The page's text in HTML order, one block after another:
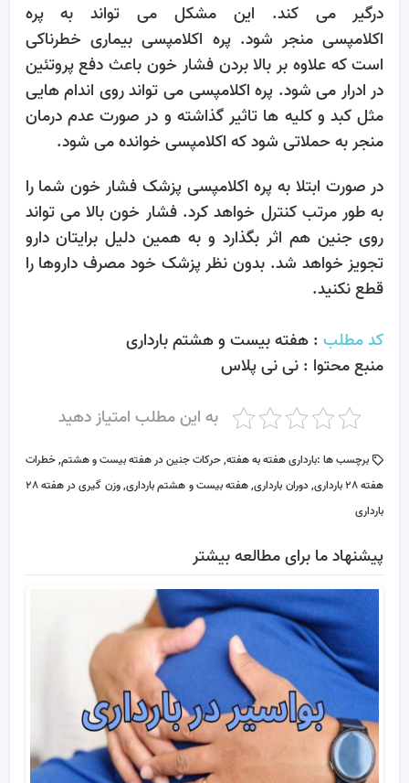
درگیر می کند. این مشکل می تواند به پره
اکلامپسی منجر شود. پره اکلامپسی بیماری خطرناکی
است که علاوه بر بالا بردن فشار خون باعث دفع پروتئین
در ادرار می شود. پره اکلامپسی می تواند روی اندام هایی
مثل کبد و کلیه ها تاثیر گذاشته و در صورت عدم درمان
منجر به حملاتی شود که اکلامپسی خوانده می شود.
در صورت ابتلا به پره اکلامپسی پزشک فشار خون شما را
به طور مرتب کنترل خواهد کرد. فشار خون بالا می تواند
روی جنین هم اثر بگذارد و به همین دلیل برایتان دارو
تجویز خواهد شد. بدون نظر پزشک خود مصرف داروها را
قطع نکنید.
کد مطلب: هفته بیست و هشتم بارداری
منبع محتوا : نی نی پلاس
به این مطلب امتیاز دهید
برچسب ها :بارداری هفته به هفته,حرکات جنین در هفته بیست و هشتم,خطرات
هفته 28 بارداری
,دوران بارداری,هفته بیست و هشتم بارداری,
وزن گیری در هفته 28
بارداری
پیشنهاد ما برای مطالعه بیشتر